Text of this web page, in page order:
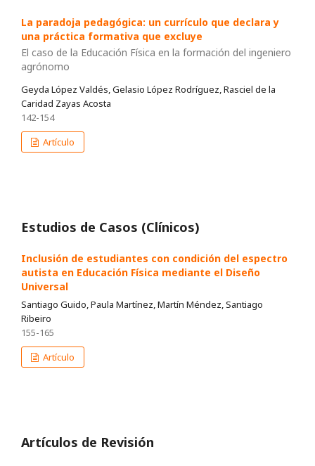
La paradoja pedagógica: un currículo que declara y
una práctica formativa que excluye
El caso de la Educación Física en la formación del ingeniero
agrónomo
Geyda López Valdés, Gelasio López Rodríguez, Rasciel de la
Caridad Zayas Acosta
142-154
Artículo
Estudios de Casos (Clínicos)
Inclusión de estudiantes con condición del espectro
autista en Educación Física mediante el Diseño
Universal
Santiago Guido, Paula Martínez, Martín Méndez, Santiago
Ribeiro
155-165
Artículo
Artículos de Revisión